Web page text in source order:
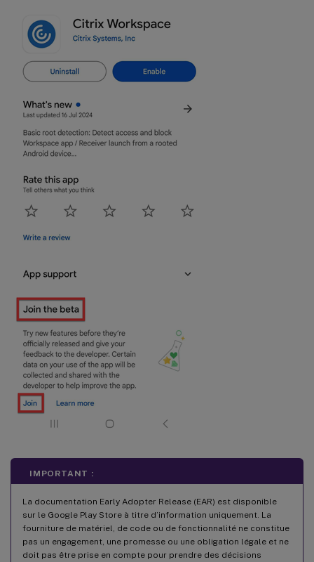
IMPORTANT :
La documentation Early Adopter Release (EAR) est disponible
sur le Google Play Store à titre d’information uniquement. La
fourniture de matériel, de code ou de fonctionnalité ne constitue
pas un engagement, une promesse ou une obligation légale et ne
doit pas être prise en compte pour prendre des décisions